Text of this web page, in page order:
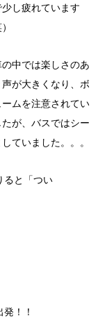
少し疲れています
の中では楽しさのあ
声が大きくなり、ボ
ームを注意されてい
たが、バスではシー
していました。。。
ると「つい
！！